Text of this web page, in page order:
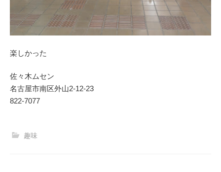
楽しかった
佐々木ムセン
名古屋市南区外山2-12-23
822-7077
趣味